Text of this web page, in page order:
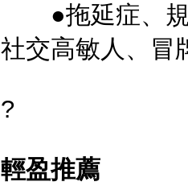
●拖延症、規
社交高敏人、
?
輕盈推薦